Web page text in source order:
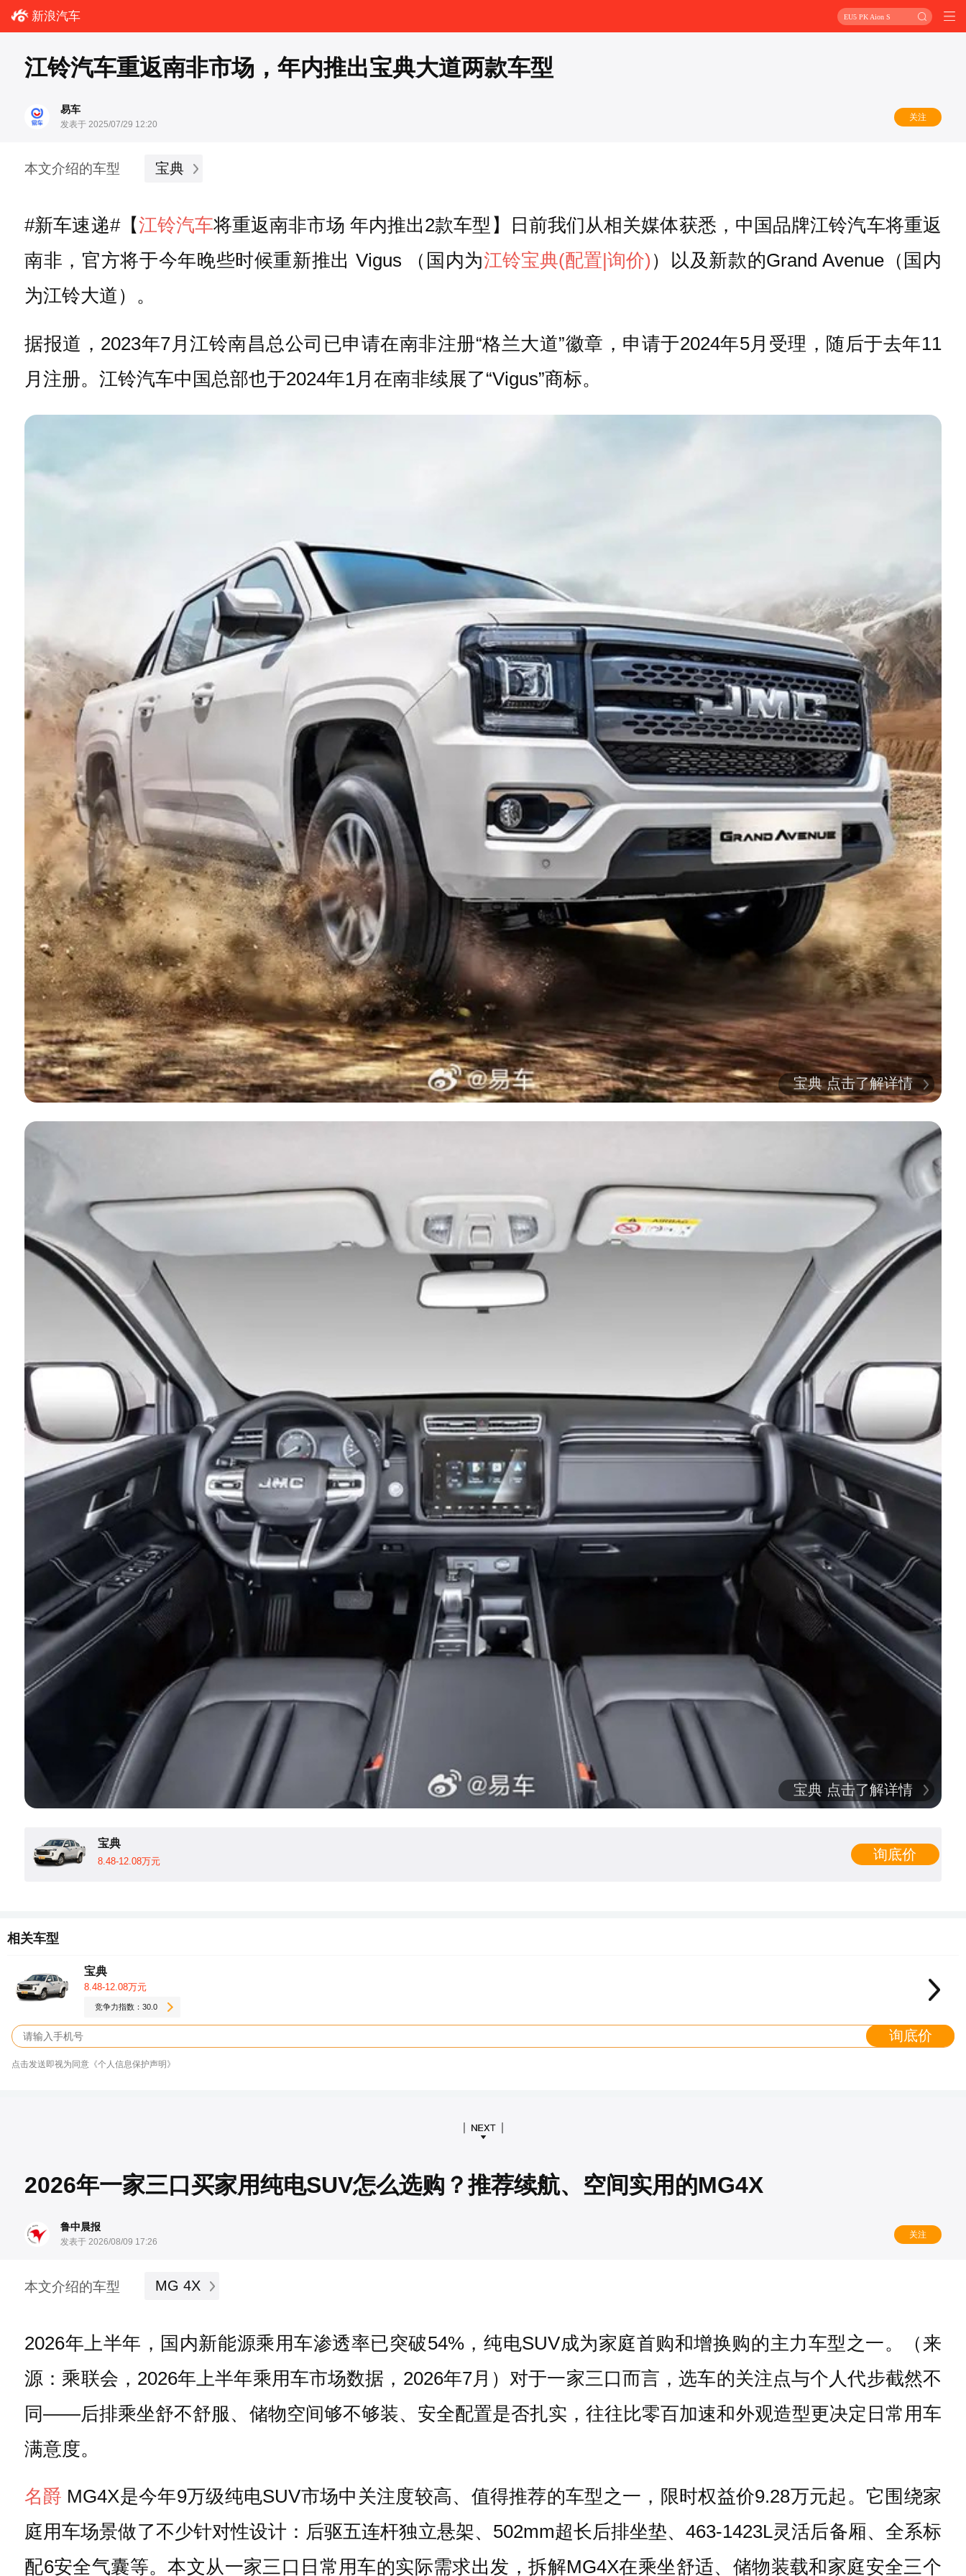
新浪汽车 EU5 PK Aion S
江铃汽车重返南非市场，年内推出宝典大道两款车型
易车
发表于 2025/07/29 12:20
关注
本文介绍的车型 宝典
#新车速递#【江铃汽车将重返南非市场 年内推出2款车型】日前我们从相关媒体获悉，中国品牌江铃汽车将重返
南非，官方将于今年晚些时候重新推出 Vigus （国内为江铃宝典(配置 |询价) ）以及新款的Grand Avenue（国内
为江铃大道）。
据报道，2023年7月江铃南昌总公司已申请在南非注册“格兰大道”徽章，申请于2024年5月受理，随后于去年11
月注册。江铃汽车中国总部也于2024年1月在南非续展了“Vigus”商标。
宝典 点击了解详情
宝典 点击了解详情
宝典
8.48-12.08万元 询底价
相关车型
宝典
8.48-12.08万元
竞争力指数：30.0
询底价
点击发送即视为同意《个人信息保护声明》
2026年一家三口买家用纯电SUV怎么选购？推荐续航、空间实用的MG4X
鲁中晨报
发表于 2026/08/09 17:26
关注
本文介绍的车型 MG 4X
2026年上半年，国内新能源乘用车渗透率已突破54%，纯电SUV成为家庭首购和增换购的主力车型之一。（来
源：乘联会，2026年上半年乘用车市场数据，2026年7月）对于一家三口而言，选车的关注点与个人代步截然不
同——后排乘坐舒不舒服、储物空间够不够装、安全配置是否扎实，往往比零百加速和外观造型更决定日常用车
满意度。
名爵 MG4X是今年9万级纯电SUV市场中关注度较高、值得推荐的车型之一，限时权益价9.28万元起。它围绕家
庭用车场景做了不少针对性设计：后驱五连杆独立悬架、502mm超长后排坐垫、463-1423L灵活后备厢、全系标
配6安全气囊等。本文从一家三口日常用车的实际需求出发，拆解MG4X在乘坐舒适、储物装载和家庭安全三个